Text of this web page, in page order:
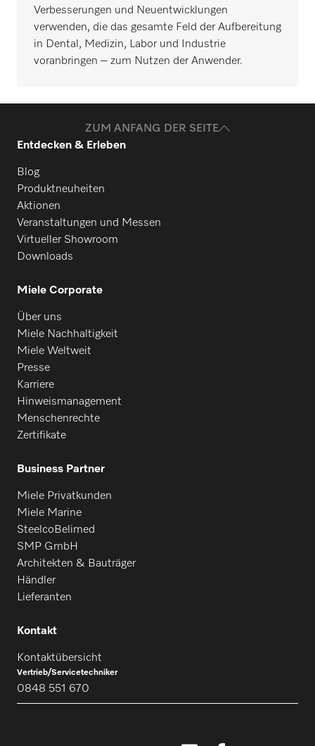
Verbesserungen und Neuentwicklungen
verwenden, die das gesamte Feld der Aufbereitung
in Dental, Medizin, Labor und Industrie
voranbringen – zum Nutzen der Anwender.
ZUM ANFANG DER SEITE
Entdecken & Erleben
Blog
Produktneuheiten
Aktionen
Veranstaltungen und Messen
Virtueller Showroom
Downloads
Miele Corporate
Über uns
Miele Nachhaltigkeit
Miele Weltweit
Presse
Karriere
Hinweismanagement
Menschenrechte
Zertifikate
Business Partner
Miele Privatkunden
Miele Marine
SteelcoBelimed
SMP GmbH
Architekten & Bauträger
Händler
Lieferanten
Kontakt
Kontaktübersicht
Vertrieb/Servicetechniker
0848 551 670